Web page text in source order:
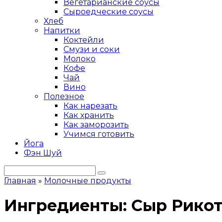
Вегетарианские соусы
Сыроедческие соусы
Хлеб
Напитки
Коктейли
Смузи и соки
Молоко
Кофе
Чай
Вино
Полезное
Как нарезать
Как хранить
Как заморозить
Учимся готовить
Йога
Фэн Шуй
Главная » Молочные продукты
Ингредиенты: Сыр